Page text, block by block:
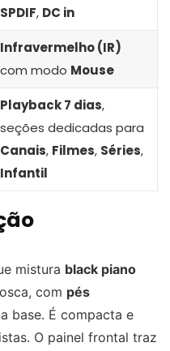
SPDIF, DC in
Infravermelho (IR)
com modo Mouse
Playback 7 dias,
seções dedicadas para
Canais, Filmes, Séries,
Infantil
mistura black piano
com pés
base. É compacta e
O painel frontal traz